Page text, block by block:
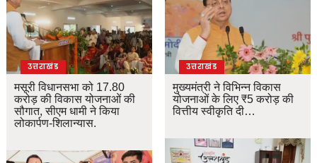
उत्तराखंड
मसूरी विधानसभा को 17.80
करोड़ की विकास योजनाओं की
सौगात, सीएम धामी ने किया
लोकार्पण-शिलान्यास.
उत्तराखंड
मुख्यमंत्री ने विभिन्न विकास
योजनाओं के लिए ₹5 करोड़ की
वित्तीय स्वीकृति दी…